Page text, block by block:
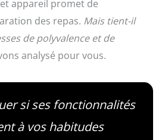
appareil promet de
des repas. Mais tient-il
de polyvalence et de
analysé pour vous.
si ses fonctionnalités
à vos habitudes